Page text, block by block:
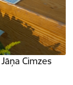
Cimzes